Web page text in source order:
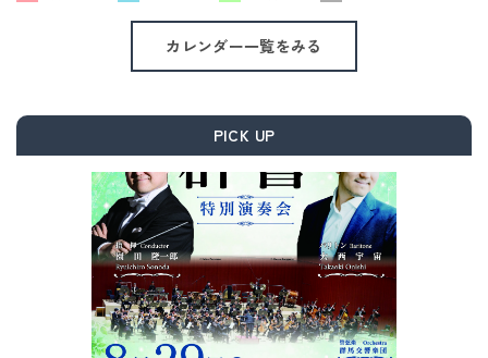
カレンダー一覧をみる
PICK UP